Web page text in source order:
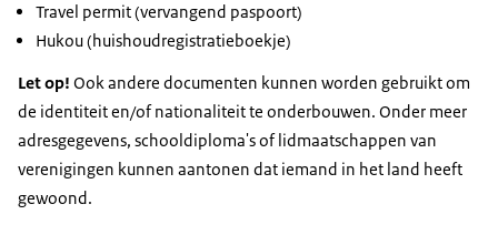
Travel permit (vervangend paspoort)
Hukou (huishoudregistratieboekje)
Let op! Ook andere documenten kunnen worden gebruikt om
de identiteit en/of nationaliteit te onderbouwen. Onder meer
adresgegevens, schooldiploma's of lidmaatschappen van
verenigingen kunnen aantonen dat iemand in het land heeft
gewoond.